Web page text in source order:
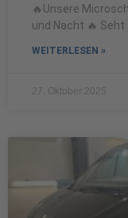
🔥Unsere
und Nacht 🔥 Seht
WEITERLESEN »
27. Oktober 2025